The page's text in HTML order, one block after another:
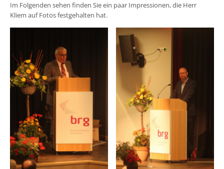
Im Folgenden sehen finden Sie ein paar Impressionen, die Herr
Kliem auf Fotos festgehalten hat.